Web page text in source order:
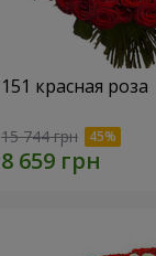
151 красная роза
15 744 грн